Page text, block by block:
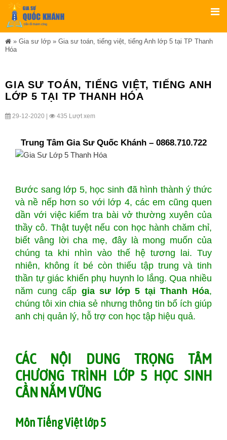
» Gia sư lớp » Gia sư toán, tiếng việt, tiếng Anh lớp 5 tại TP Thanh
Hóa
GIA SƯ TOÁN, TIẾNG VIỆT, TIẾNG ANH
LỚP 5 TẠI TP THANH HÓA
29-12-2020 | 435 Lượt xem
Trung Tâm Gia Sư Quốc Khánh – 0868.710.722
Bước sang lớp 5, học sinh đã hình thành ý thức
và nề nếp hơn so với lớp 4, các em cũng quen
dần với việc kiểm tra bài vở thường xuyên của
thầy cô. Thật tuyệt nếu con học hành chăm chỉ,
biết vâng lời cha mẹ, đây là mong muốn của
chúng ta khi nhìn vào thế hệ tương lai. Tuy
nhiên, không ít bé còn thiếu tập trung và tinh
thần tự giác khiến phụ huynh lo lắng. Qua nhiều
năm cung cấp gia sư lớp 5 tại Thanh Hóa,
chúng tôi xin chia sẻ nhưng thông tin bổ ích giúp
anh chị quản lý, hỗ trợ con học tập hiệu quả.
CÁC NỘI DUNG TRỌNG TÂM
CHƯƠNG TRÌNH LỚP 5 HỌC SINH
CẦN NẮM VỮNG
Môn Tiếng Việt lớp 5